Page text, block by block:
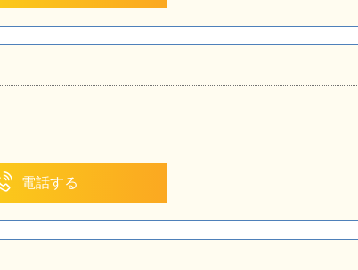
電話する